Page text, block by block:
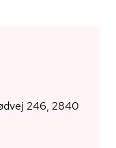
246, 2840